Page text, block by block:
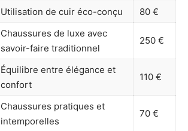
Utilisation de cuir éco-conçu
80 €
Chaussures de luxe avec
savoir-faire traditionnel
250 €
Équilibre entre élégance et
confort
110 €
Chaussures pratiques et
intemporelles
70 €